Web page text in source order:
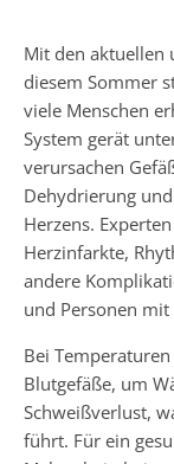
Mit den aktuellen
diesem Sommer
viele Menschen
System gerät
verursachen
Dehydrierung
Herzens.
Herzinfarkte,
andere
und Personen
Bei
Blutgefäße, um
Schweißverlust,
führt. Für ein